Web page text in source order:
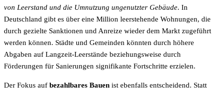
von Leerstand und die Umnutzung ungenutzter Gebäude. In
Deutschland gibt es über eine Million leerstehende Wohnungen, die
durch gezielte Sanktionen und Anreize wieder dem Markt zugeführt
werden können. Städte und Gemeinden könnten durch höhere
Abgaben auf Langzeit-Leerstände beziehungsweise durch
Förderungen für Sanierungen signifikante Fortschritte erzielen.
Der Fokus auf bezahlbares Bauen ist ebenfalls entscheidend. Statt